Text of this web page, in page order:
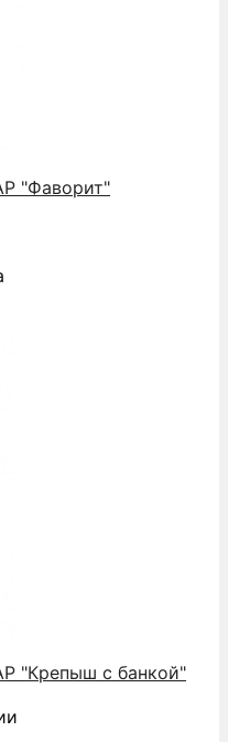
"Фаворит"
"Крепыш с банкой"